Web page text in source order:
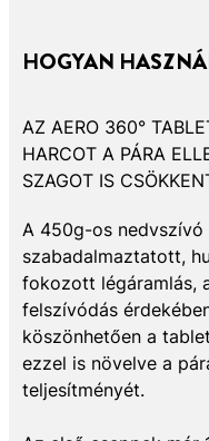
HOGYAN
AZ AERO 360°
HARCOT A PÁRA
SZAGOT IS
A 450g-os
szabadalmaztatott,
fokozott légáramlás,
felszívódás
köszönhetően a
ezzel is növelve a
teljesítményét.